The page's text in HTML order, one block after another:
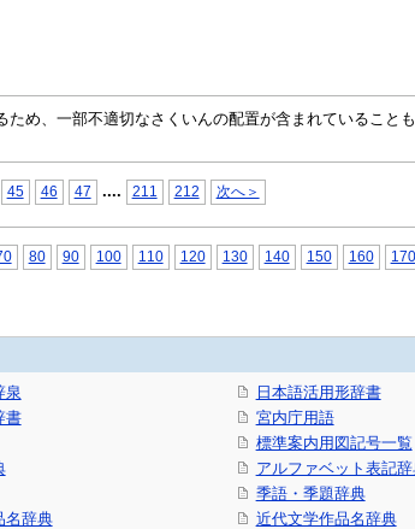
め、一部不適切なさくいんの配置が含まれていることも
45 46 47 .... 211 212 次へ＞
80 90 100 110 120 130 140 150 160 170
泉
書
名辞典
日本語活用形辞書
宮内庁用語
標準案内用図記号一覧
アルファベット表記
季語・季題辞典
近代文学作品名辞典